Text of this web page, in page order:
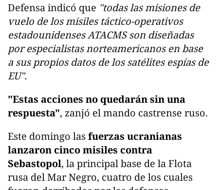
Defensa indicó que "todas las misiones de
vuelo de los misiles táctico-operativos
estadounidenses ATACMS son diseñadas
por especialistas norteamericanos en base
a sus propios datos de los satélites espías de
EU".
"Estas acciones no quedarán sin una
respuesta", zanjó el mando castrense ruso.
Este domingo las fuerzas ucranianas
lanzaron cinco misiles contra
Sebastopol, la principal base de la Flota
rusa del Mar Negro, cuatro de los cuales